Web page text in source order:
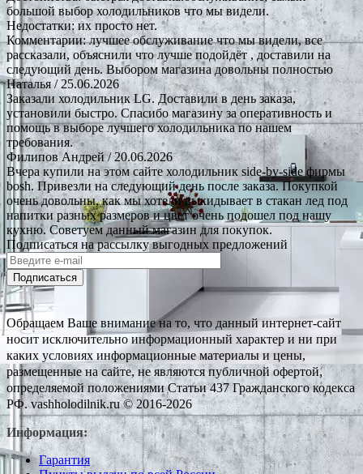
большой выбор холодильников что мы видели.
Недостатки: их просто нет.
Комментарии: лучшее обслуживание что мы видели, все
рассказали, объяснили что лучше подойдёт , доставили на
следующий день. Выбором магазина довольны полностью
Наталья/ 25.06.2026
Заказали холодильник LG. Доставили в день заказа,
установили быстро. Спасибо магазину за оперативность и
помощь в выборе лучшего холодильника по нашем
требования.
Филипов Андрей/ 20.06.2026
Вчера купили на этом сайте холодильник side-by-side фирмы
bosh. Привезли на следующий день после заказа. Покупкой
очень довольны, как мы хотели выкидывает в стакан лед под
напитки разных размеров и цвет очень подошел под нашу
кухню. Советуем данный магазин для покупок.
Подписаться на рассылку выгодных предложений
Подписаться
Обращаем Ваше внимание на то, что данный интернет-сайт
носит исключительно информационный характер и ни при
каких условиях информационные материалы и цены,
размещенные на сайте, не являются публичной офертой,
определяемой положениями Статьи 437 Гражданского кодекса
РФ. vashholodilnik.ru © 2016-2026
Информация:
Гарантия